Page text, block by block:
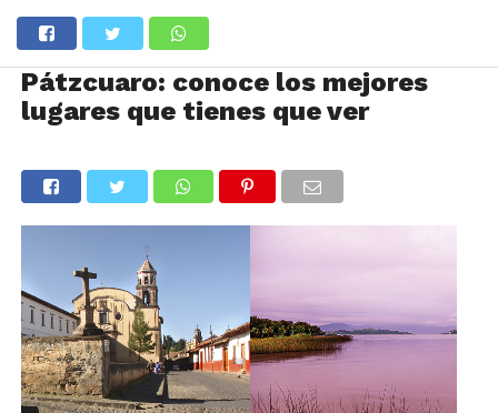
Pátzcuaro: conoce los mejores
lugares que tienes que ver